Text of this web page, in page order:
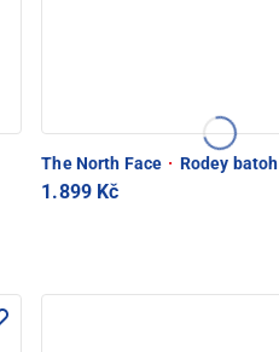
The North Face · Rodey batoh
1.899 Kč